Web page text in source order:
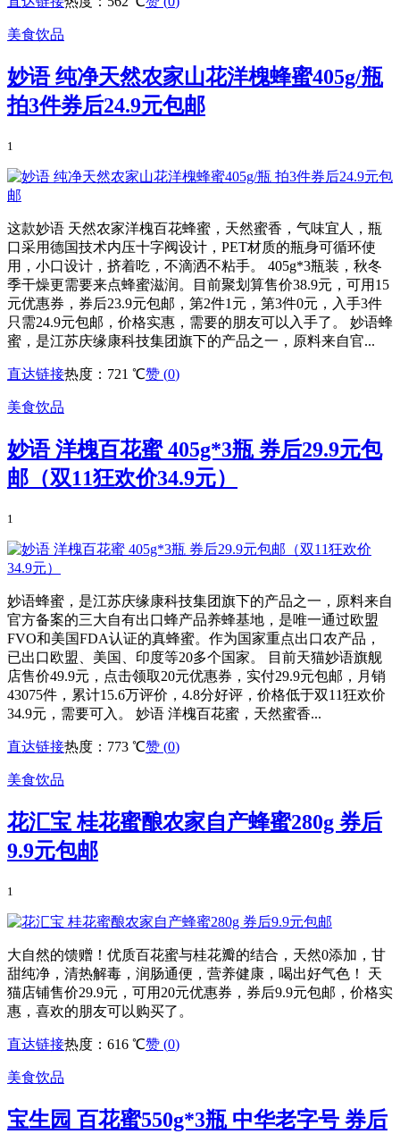
美食饮品
妙语 纯净天然农家山花洋槐蜂蜜405g/瓶
拍3件券后24.9元包邮
1
这款妙语 天然农家洋槐百花蜂蜜，天然蜜香，气味宜人，瓶
口采用德国技术内压十字阀设计，PET材质的瓶身可循环使
用，小口设计，挤着吃，不滴洒不粘手。 405g*3瓶装，秋冬
季干燥更需要来点蜂蜜滋润。目前聚划算售价38.9元，可用15
元优惠券，券后23.9元包邮，第2件1元，第3件0元，入手3件
只需24.9元包邮，价格实惠，需要的朋友可以入手了。 妙语蜂
蜜，是江苏庆缘康科技集团旗下的产品之一，原料来自官...
直达链接热度：721 ℃赞 (0)
美食饮品
妙语 洋槐百花蜜 405g*3瓶 券后29.9元包
邮（双11狂欢价34.9元）
1
妙语蜂蜜，是江苏庆缘康科技集团旗下的产品之一，原料来自
官方备案的三大自有出口蜂产品养蜂基地，是唯一通过欧盟
FVO和美国FDA认证的真蜂蜜。作为国家重点出口农产品，
已出口欧盟、美国、印度等20多个国家。 目前天猫妙语旗舰
店售价49.9元，点击领取20元优惠券，实付29.9元包邮，月销
43075件，累计15.6万评价，4.8分好评，价格低于双11狂欢价
34.9元，需要可入。 妙语 洋槐百花蜜，天然蜜香...
直达链接热度：773 ℃赞 (0)
美食饮品
花汇宝 桂花蜜酿农家自产蜂蜜280g 券后
9.9元包邮
1
大自然的馈赠！优质百花蜜与桂花瓣的结合，天然0添加，甘
甜纯净，清热解毒，润肠通便，营养健康，喝出好气色！ 天
猫店铺售价29.9元，可用20元优惠券，券后9.9元包邮，价格实
惠，喜欢的朋友可以购买了。
直达链接热度：616 ℃赞 (0)
美食饮品
宝生园 百花蜜550g*3瓶 中华老字号 券后